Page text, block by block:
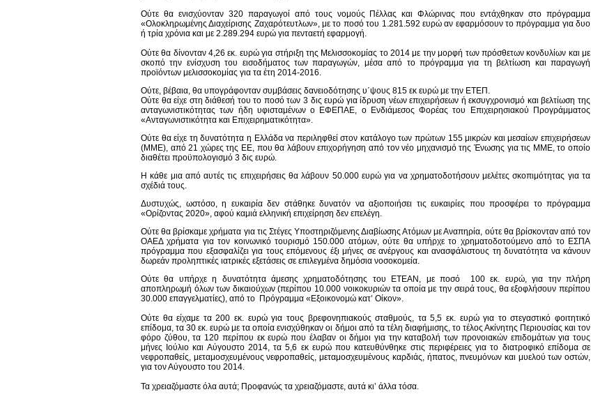
Ούτε θα ενισχύονταν 320 παραγωγοί από τους νομούς Πέλλας και Φλώρινας που εντάχθηκαν στο πρόγραμμα
«Ολοκληρωμένης Διαχείρισης Ζαχαρότευτλων», με το ποσό του 1.281.592 ευρώ αν εφαρμόσουν το πρόγραμμα για δυο
ή τρία χρόνια και με 2.289.294 ευρώ για πενταετή εφαρμογή.
Ούτε θα δίνονταν 4,26 εκ. ευρώ για στήριξη της Μελισσοκομίας το 2014 με την μορφή των πρόσθετων κονδυλίων και με
σκοπό την ενίσχυση του εισοδήματος των παραγωγών, μέσα από το πρόγραμμα για τη βελτίωση και παραγωγή
προϊόντων μελισσοκομίας για τα έτη 2014-2016.
Ούτε, βέβαια, θα υπογράφονταν συμβάσεις δανειοδότησης υ΄ψους 815 εκ ευρώ με την ΕΤΕΠ.
Ούτε θα είχε στη διάθεσή του το ποσό των 3 δις ευρώ για ίδρυση νέων επιχειρήσεων ή εκσυγχρονισμό και βελτίωση της
ανταγωνιστικότητας των ήδη υφισταμένων ο ΕΦΕΠΑΕ, ο Ενδιάμεσος Φορέας του Επιχειρησιακού Προγράμματος
«Ανταγωνιστικότητα και Επιχειρηματικότητα».
Ούτε θα είχε τη δυνατότητα η Ελλάδα να περιληφθεί στον κατάλογο των πρώτων 155 μικρών και μεσαίων επιχειρήσεων
(ΜΜΕ), από 21 χώρες της ΕΕ, που θα λάβουν επιχορήγηση από τον νέο μηχανισμό της Ένωσης για τις ΜΜΕ, το οποίο
διαθέτει προϋπολογισμό 3 δις ευρώ.
Η κάθε μια από αυτές τις επιχειρήσεις θα λάβουν 50.000 ευρώ για να χρηματοδοτήσουν μελέτες σκοπιμότητας για τα
σχέδιά τους.
Δυστυχώς, ωστόσο, η ευκαιρία δεν στάθηκε δυνατόν να αξιοποιήσει τις ευκαιρίες που προσφέρει το πρόγραμμα
«Ορίζοντας 2020», αφού καμιά ελληνική επιχείρηση δεν επελέγη.
Ούτε θα βρίσκαμε χρήματα για τις Στέγες Υποστηριζόμενης Διαβίωσης Ατόμων με Αναπηρία, ούτε θα βρίσκονταν από τον
ΟΑΕΔ χρήματα για τον κοινωνικό τουρισμό 150.000 ατόμων, ούτε θα υπήρχε το χρηματοδοτούμενο από το ΕΣΠΑ
πρόγραμμα που εξασφαλίζει για τους επόμενους έξι μήνες σε ανέργους και ανασφάλιστους τη δυνατότητα να κάνουν
δωρεάν προληπτικές ιατρικές εξετάσεις σε επιλεγμένα δημόσια νοσοκομεία.
Ούτε θα υπήρχε η δυνατότητα άμεσης χρηματοδότησης του ΕΤΕΑΝ, με ποσό 100 εκ. ευρώ, για την πλήρη
αποπληρωμή όλων των δικαιούχων (περίπου 10.000 νοικοκυριών τα οποία με την σειρά τους, θα εξοφλήσουν περίπου
30.000 επαγγελματίες), από το Πρόγραμμα «Εξοικονομώ κατ’ Οίκον».
Ούτε θα είχαμε τα 200 εκ. ευρώ για τους βρεφονηπιακούς σταθμούς, τα 5,5 εκ. ευρώ για το στεγαστικό φοιτητικό
επίδομα, τα 30 εκ. ευρώ με τα οποία ενισχύθηκαν οι δήμοι από τα τέλη διαφήμισης, το τέλος Ακίνητης Περιουσίας και τον
φόρο ζύθου, τα 120 περίπου εκ ευρώ που έλαβαν οι δήμοι για την καταβολή των προνοιακών επιδομάτων για τους
μήνες Ιούλιο και Αύγουστο 2014, τα 5,6 εκ ευρώ που κατευθύνθηκε στις περιφέρειες για το διατροφικό επίδομα σε
νεφροπαθείς, μεταμοσχευμένους νεφροπαθείς, μεταμοσχευμένους καρδιάς, ήπατος, πνευμόνων και μυελού των οστών,
για τον Αύγουστο του 2014.
Τα χρειαζόμαστε όλα αυτά; Προφανώς τα χρειαζόμαστε, αυτά κι’ άλλα τόσα.